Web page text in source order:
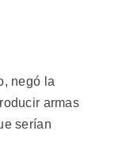
negó la
armas
serían